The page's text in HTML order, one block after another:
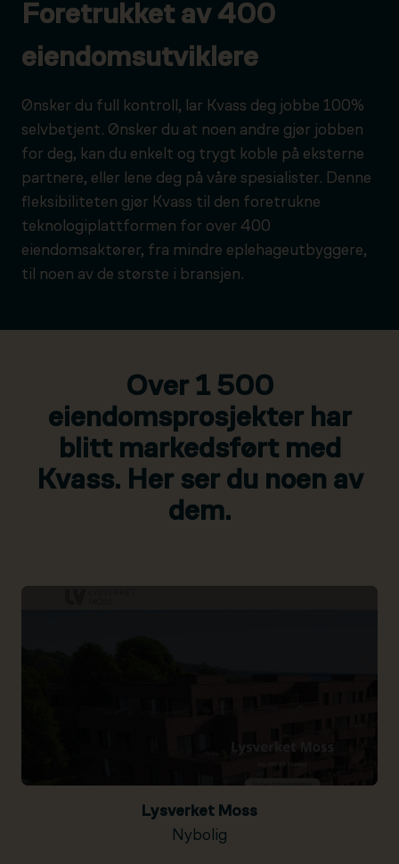
Foretrukket av 400
eiendomsutviklere
Ønsker du full kontroll, lar Kvass deg jobbe 100%
selvbetjent. Ønsker du at noen andre gjør jobben
for deg, kan du enkelt og trygt koble på eksterne
partnere, eller lene deg på våre spesialister. Denne
fleksibiliteten gjør Kvass til den foretrukne
teknologiplattformen for over 400
eiendomsaktører, fra mindre eplehageutbyggere,
til noen av de største i bransjen.
Over 1 500
eiendomsprosjekter har
blitt markedsført med
Kvass. Her ser du noen av
dem.
Lysverket Moss
Nybolig